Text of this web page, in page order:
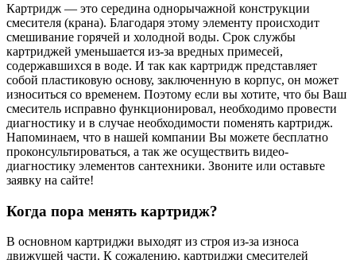
Картридж — это середина однорычажной конструкции
смесителя (крана). Благодаря этому элементу происходит
смешивание горячей и холодной воды. Срок службы
картриджей уменьшается из-за вредных примесей,
содержавшихся в воде. И так как картридж представляет
собой пластиковую основу, заключенную в корпус, он может
износиться со временем. Поэтому если вы хотите, что бы Ваш
смеситель исправно функционировал, необходимо провести
диагностику и в случае необходимости поменять картридж.
Напоминаем, что в нашей компании Вы можете бесплатно
проконсультироваться, а так же осуществить видео-
диагностику элементов сантехники. Звоните или оставьте
заявку на сайте!
Когда пора менять картридж?
В основном картриджи выходят из строя из-за износа
движущей части. К сожалению, картриджи смесителей